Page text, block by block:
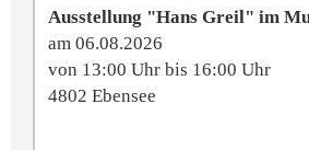
Ausstellung "Hans Greil" im
am 06.08.2026
von 13:00 Uhr bis 16:00 Uhr
4802 Ebensee